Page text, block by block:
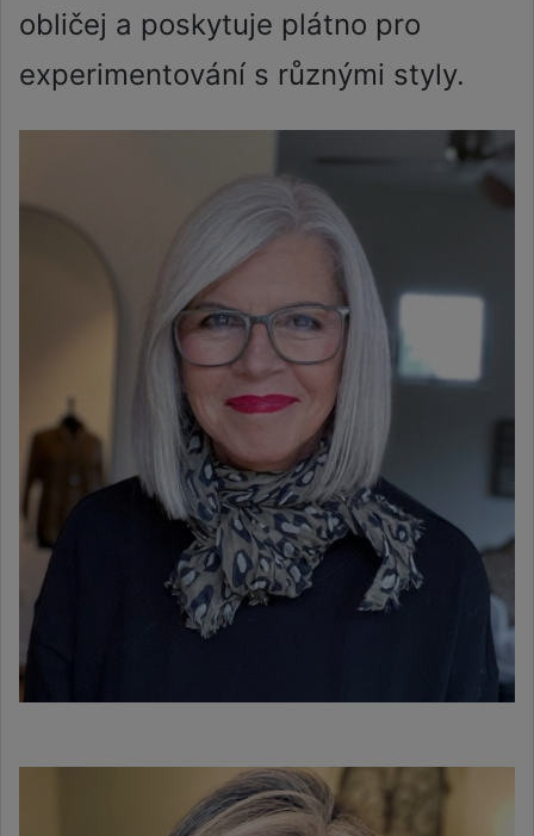
obličej a poskytuje plátno pro
experimentování s různými styly.